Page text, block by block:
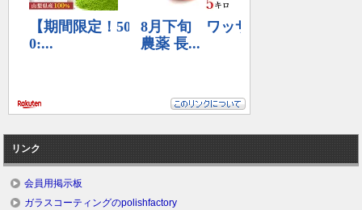
リンク
会員用掲示板
ガラスコーティングのpolishfactory